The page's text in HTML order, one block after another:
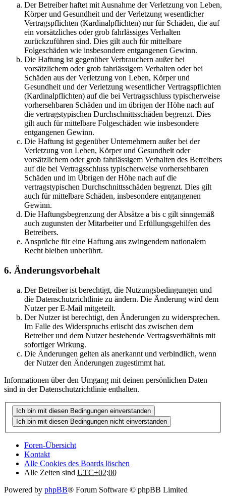
Der Betreiber haftet mit Ausnahme der Verletzung von Leben,
Körper und Gesundheit und der Verletzung wesentlicher
Vertragspflichten (Kardinalpflichten) nur für Schäden, die auf
ein vorsätzliches oder grob fahrlässiges Verhalten
zurückzuführen sind. Dies gilt auch für mittelbare
Folgeschäden wie insbesondere entgangenen Gewinn.
Die Haftung ist gegenüber Verbrauchern außer bei
vorsätzlichem oder grob fahrlässigem Verhalten oder bei
Schäden aus der Verletzung von Leben, Körper und
Gesundheit und der Verletzung wesentlicher Vertragspflichten
(Kardinalpflichten) auf die bei Vertragsschluss typischerweise
vorhersehbaren Schäden und im übrigen der Höhe nach auf
die vertragstypischen Durchschnittsschäden begrenzt. Dies
gilt auch für mittelbare Folgeschäden wie insbesondere
entgangenen Gewinn.
Die Haftung ist gegenüber Unternehmern außer bei der
Verletzung von Leben, Körper und Gesundheit oder
vorsätzlichem oder grob fahrlässigem Verhalten des Betreibers
auf die bei Vertragsschluss typischerweise vorhersehbaren
Schäden und im Übrigen der Höhe nach auf die
vertragstypischen Durchschnittsschäden begrenzt. Dies gilt
auch für mittelbare Schäden, insbesondere entgangenen
Gewinn.
Die Haftungsbegrenzung der Absätze a bis c gilt sinngemäß
auch zugunsten der Mitarbeiter und Erfüllungsgehilfen des
Betreibers.
Ansprüche für eine Haftung aus zwingendem nationalem
Recht bleiben unberührt.
6. Änderungsvorbehalt
Der Betreiber ist berechtigt, die Nutzungsbedingungen und
die Datenschutzrichtlinie zu ändern. Die Änderung wird dem
Nutzer per E-Mail mitgeteilt.
Der Nutzer ist berechtigt, den Änderungen zu widersprechen.
Im Falle des Widerspruchs erlischt das zwischen dem
Betreiber und dem Nutzer bestehende Vertragsverhältnis mit
sofortiger Wirkung.
Die Änderungen gelten als anerkannt und verbindlich, wenn
der Nutzer den Änderungen zugestimmt hat.
Informationen über den Umgang mit deinen persönlichen Daten
sind in der Datenschutzrichtlinie enthalten.
Foren-Übersicht
Kontakt
Alle Cookies des Boards löschen
Alle Zeiten sind UTC+02:00
Powered by phpBB® Forum Software © phpBB Limited